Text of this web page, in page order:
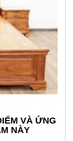
VÀ ỨNG
NÀY